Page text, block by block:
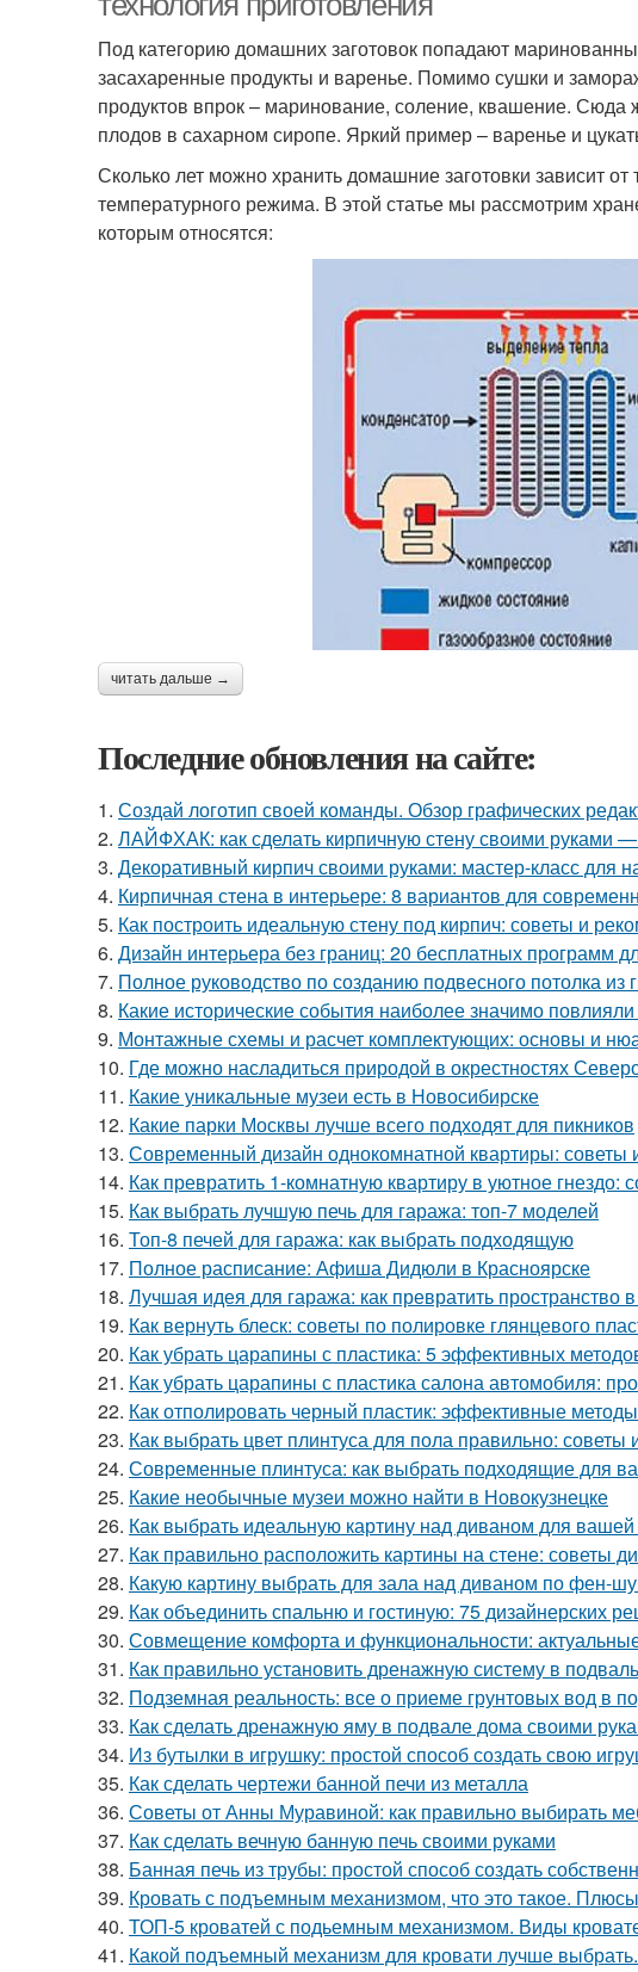
Под категорию домашних заготовок попадают
засахаренные продукты и варенье. Помимо сушки и
продуктов впрок – маринование, соление, квашение. Сюда
плодов в сахарном сиропе. Яркий пример – варенье и
Сколько лет можно хранить домашние заготовки зависит
температурного режима. В этой статье мы рассмотрим
которым относятся:
читать дальше →
Последние обновления на сайте:
1. Создай логотип своей команды. Обзор графических
2. ЛАЙФХАК: как сделать кирпичную стену своими руками —
3. Декоративный кирпич своими руками: мастер-класс для
4. Кирпичная стена в интерьере: 8 вариантов для
5. Как построить идеальную стену под кирпич: советы и
6. Дизайн интерьера без границ: 20 бесплатных программ
7. Полное руководство по созданию подвесного потолка из
8. Какие исторические события наиболее значимо
9. Монтажные схемы и расчет комплектующих: основы и
10. Где можно насладиться природой в окрестностях
11. Какие уникальные музеи есть в Новосибирске
12. Какие парки Москвы лучше всего подходят для пикников
13. Современный дизайн однокомнатной квартиры: советы
14. Как превратить 1-комнатную квартиру в уютное гнездо:
15. Как выбрать лучшую печь для гаража: топ-7 моделей
16. Топ-8 печей для гаража: как выбрать подходящую
17. Полное расписание: Афиша Дидюли в Красноярске
18. Лучшая идея для гаража: как превратить
19. Как вернуть блеск: советы по полировке глянцевого
20. Как убрать царапины с пластика: 5 эффективных
21. Как убрать царапины с пластика салона автомобиля:
22. Как отполировать черный пластик: эффективные
23. Как выбрать цвет плинтуса для пола правильно: советы
24. Современные плинтуса: как выбрать подходящие для
25. Какие необычные музеи можно найти в Новокузнецке
26. Как выбрать идеальную картину над диваном для вашей
27. Как правильно расположить картины на стене: советы
28. Какую картину выбрать для зала над диваном по фен-
29. Как объединить спальню и гостиную: 75 дизайнерских
30. Совмещение комфорта и функциональности:
31. Как правильно установить дренажную систему в
32. Подземная реальность: все о приеме грунтовых вод в
33. Как сделать дренажную яму в подвале дома своими
34. Из бутылки в игрушку: простой способ создать свою
35. Как сделать чертежи банной печи из металла
36. Советы от Анны Муравиной: как правильно выбирать
37. Как сделать вечную банную печь своими руками
38. Банная печь из трубы: простой способ создать
39. Кровать с подъемным механизмом, что это такое.
40. ТОП-5 кроватей с подьемным механизмом. Виды
41. Какой подъемный механизм для кровати лучше